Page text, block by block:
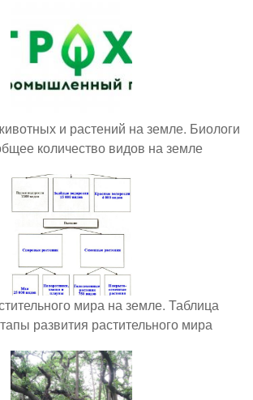
и растений на земле. Биологи
количество видов на земле
мира на земле. Таблица
развития растительного мира